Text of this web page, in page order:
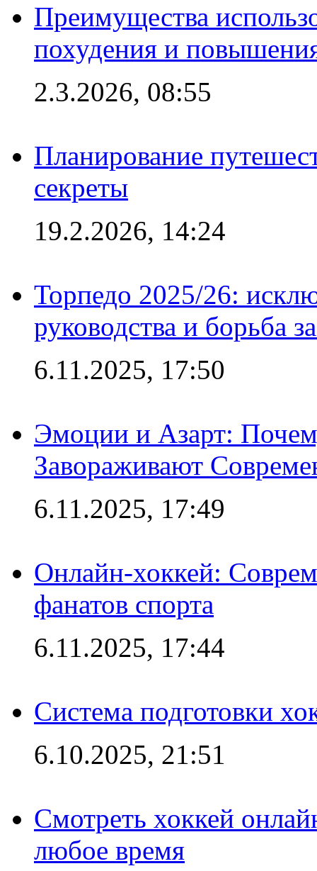
Преимущества
похудения и
2.3.2026, 08:55
Планирование
секреты
19.2.2026, 14:24
Торпедо 2025/26:
руководства и борьба
6.11.2025, 17:50
Эмоции и Азарт:
Завораживают
6.11.2025, 17:49
Онлайн-хоккей:
фанатов спорта
6.11.2025, 17:44
Система подготовки
6.10.2025, 21:51
Смотреть хоккей
любое время